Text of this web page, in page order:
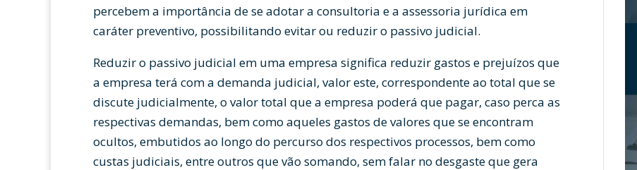
percebem a importância de se adotar a consultoria e a assessoria jurídica em
caráter preventivo, possibilitando evitar ou reduzir o passivo judicial.
Reduzir o passivo judicial em uma empresa significa reduzir gastos e prejuízos que
a empresa terá com a demanda judicial, valor este, correspondente ao total que se
discute judicialmente, o valor total que a empresa poderá que pagar, caso perca as
respectivas demandas, bem como aqueles gastos de valores que se encontram
ocultos, embutidos ao longo do percurso dos respectivos processos, bem como
custas judiciais, entre outros que vão somando, sem falar no desgaste que gera